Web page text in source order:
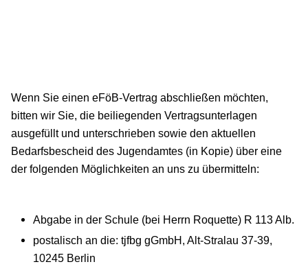
Wenn Sie einen eFöB-Vertrag abschließen möchten,
bitten wir Sie, die beiliegenden Vertragsunterlagen
ausgefüllt und unterschrieben sowie den aktuellen
Bedarfsbescheid des Jugendamtes (in Kopie) über eine
der folgenden Möglichkeiten an uns zu übermitteln:
Abgabe in der Schule (bei Herrn Roquette) R 113 Alb.
postalisch an die: tjfbg gGmbH, Alt-Stralau 37-39,
10245 Berlin